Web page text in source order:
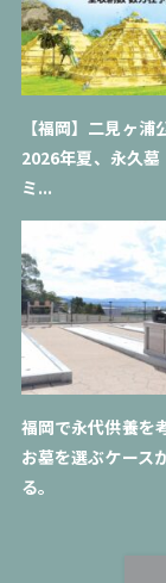
【福岡】二見ヶ浦
2026年夏、永久
ミ...
福岡で永代供養を
お墓を選ぶケース
る。